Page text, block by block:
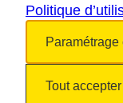
Politique
Tout accepter